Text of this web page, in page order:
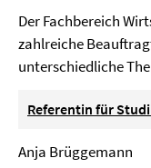
Der Fachbereich
zahlreiche
unterschiedliche
Referentin für
Anja Brüggemann